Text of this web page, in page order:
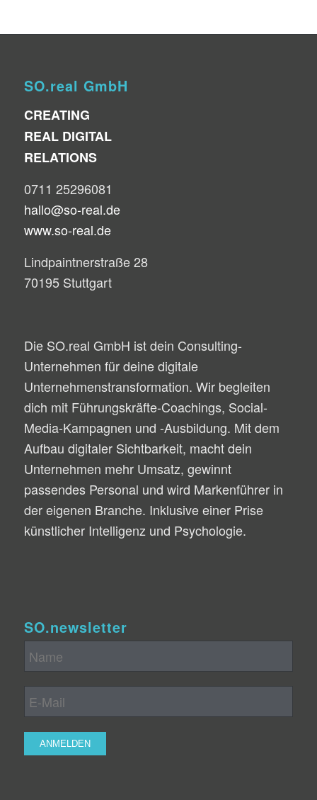
SO.real GmbH
CREATING
REAL DIGITAL
RELATIONS
0711 25296081
hallo@so-real.de
www.so-real.de
Lindpaintnerstraße 28
70195 Stuttgart
Die SO.real GmbH ist dein Consulting-
Unternehmen für deine digitale
Unternehmenstransformation. Wir begleiten
dich mit Führungskräfte-Coachings, Social-
Media-Kampagnen und -Ausbildung. Mit dem
Aufbau digitaler Sichtbarkeit, macht dein
Unternehmen mehr Umsatz, gewinnt
passendes Personal und wird Markenführer in
der eigenen Branche. Inklusive einer Prise
künstlicher Intelligenz und Psychologie.
SO.newsletter